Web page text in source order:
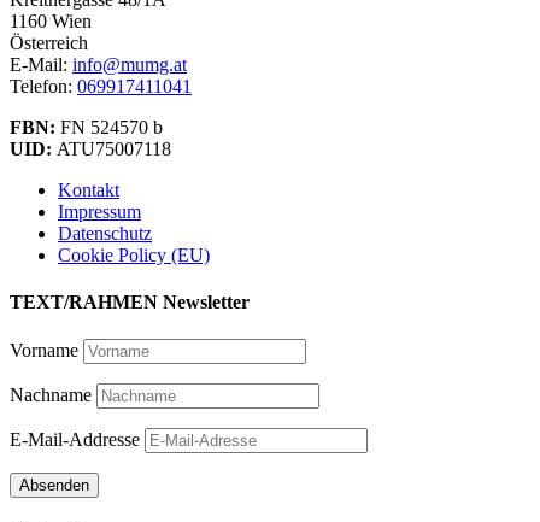
1160 Wien
Österreich
E-Mail: info@mumg.at
Telefon: 069917411041
FBN: FN 524570 b
UID: ATU75007118
Kontakt
Impressum
Datenschutz
Cookie Policy (EU)
TEXT/RAHMEN Newsletter
Vorname
Nachname
E-Mail-Addresse